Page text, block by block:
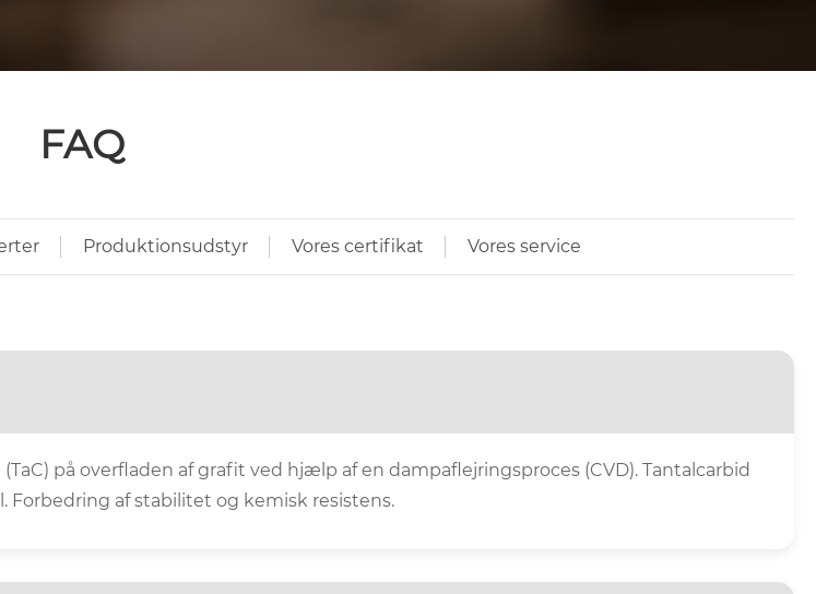
FAQ
Produktionsudstyr Vores certifikat Vores service
på overfladen af ​​grafit ved hjælp af en dampaflejringsproces (CVD). Tantalcarbid
Forbedring af stabilitet og kemisk resistens.